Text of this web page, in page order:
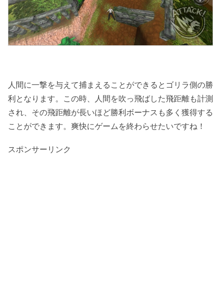
人間に一撃を与えて捕まえることができるとゴリラ側の勝
利となります。この時、人間を吹っ飛ばした飛距離も計測
され、その飛距離が長いほど勝利ボーナスも多く獲得する
ことができます。爽快にゲームを終わらせたいですね！
スポンサーリンク